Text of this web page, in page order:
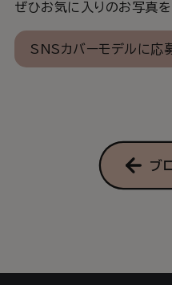
ぜひお気に入りのお写真
SNSカバーモデルに応
ブ